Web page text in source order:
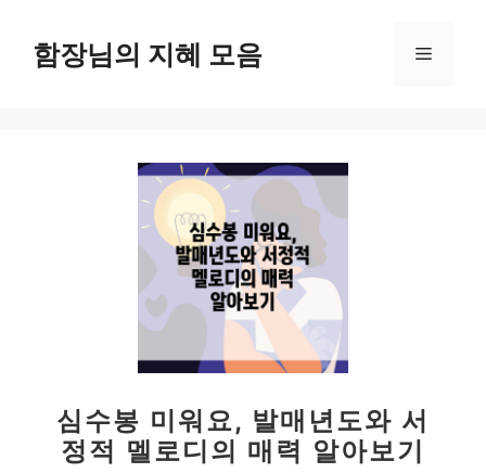
함장님의 지혜 모음 메
심수봉 미워요, 발매년도와 서
정적 멜로디의 매력 알아보기